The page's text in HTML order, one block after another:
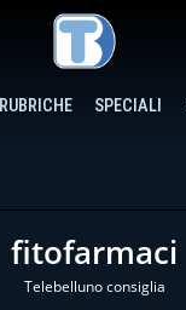
RUBRICHE SPECIALI
fitofarmaci
Telebelluno consiglia